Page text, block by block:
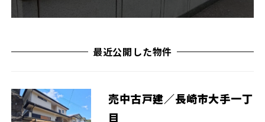
最近公開した物件
売中古戸建／長崎市大手一丁
目